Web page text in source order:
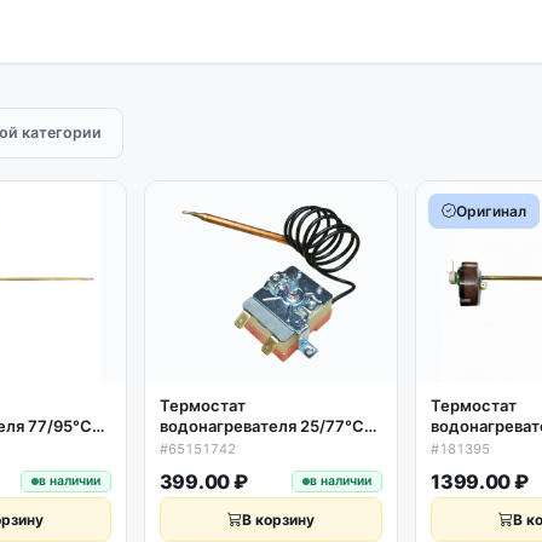
категории
77/95°C
круглый
в наличии
Термостат
водонагревателя 25/77°C
16A капиллярный Thermex
65151742, 65150779,
235210, 487008, 580428
#65151742
399.00 ₽ в наличии
В корзину
Оригинал
Термостат
RTS3 16A
флажком
Италия, 181395
#181395
1399.00 ₽
В